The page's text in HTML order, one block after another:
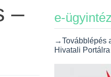
–
e-
→Továbblépés
Hivatali Portálra